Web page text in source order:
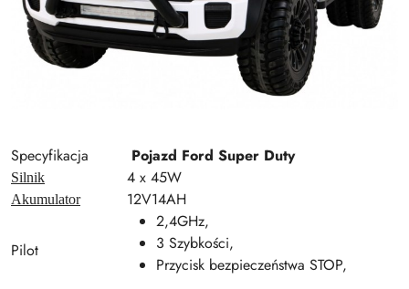
Specyfikacja Pojazd Ford Super Duty
Silnik 4 x 45W
Akumulator 12V14AH
Pilot
2,4GHz,
3 Szybkości,
Przycisk bezpieczeństwa STOP,